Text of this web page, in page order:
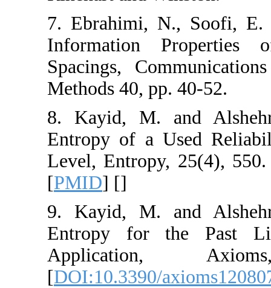
7. Ebrahimi, N.,
Information
Spacings,
Methods 40, pp.
8. Kayid, M.
Entropy of a
Level, Entropy,
9. Kayid, M.
Entropy for
[DOI:10.3390/